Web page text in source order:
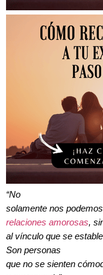
“No
solamente nos
relaciones amorosas,
al vínculo que se
Son personas
que no se sienten